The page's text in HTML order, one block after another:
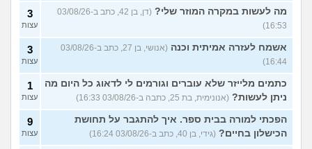
מה לעשות במקרה המוזר שלי?
(דן, בן 42, כתב ב-03/08/26
16:53)
3
עצות
אשמח לעזרה אמיתית וכנה
(אנושי, בן 27, כתב ב-03/08/26
16:44)
3
עצות
כתמים מלייזר שלא עוברים וגורמים לי לדאוג כל היום מה
ניתן לעשות? (אנונימית, בת 25, כתבה ב-03/08/26 16:33)
1
עצות
הפכתי למורה בבית ספר. איך להתגבר על תחושת
הכישלון בחיים? (גידי, בן 40, כתב ב-03/08/26 16:24)
9
עצות